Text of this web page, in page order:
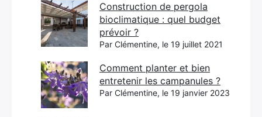
Construction de pergola
bioclimatique : quel budget
prévoir ?
Par Clémentine, le 19 juillet 2021
Comment planter et bien
entretenir les campanules ?
Par Clémentine, le 19 janvier 2023